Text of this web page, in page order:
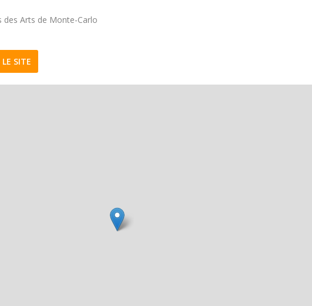
Arts de Monte-Carlo
SITE